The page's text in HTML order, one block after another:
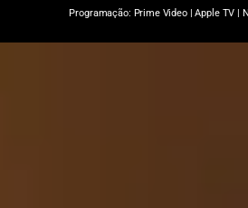
Programação: Prime Video|Apple TV |